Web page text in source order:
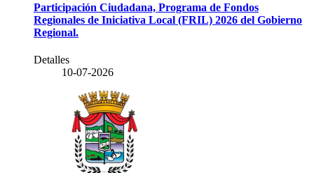
Participación Ciudadana, Programa de Fondos
Regionales de Iniciativa Local (FRIL) 2026 del Gobierno
Regional.
Detalles
10-07-2026